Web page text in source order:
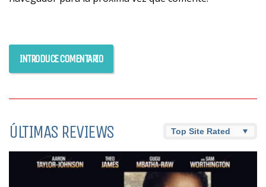
ÚLTIMAS REVIEWS